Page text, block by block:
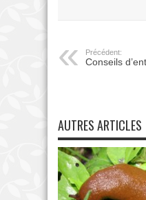
Précédent:
Conseils
AUTRES ARTICLES